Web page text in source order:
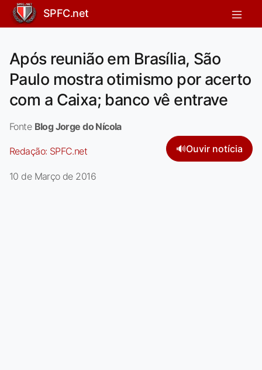
SPFC.net
Após reunião em Brasília, São
Paulo mostra otimismo por acerto
com a Caixa; banco vê entrave
Fonte Blog Jorge do Nícola
Redação: SPFC.net 🔊Ouvir notícia
10 de Março de 2016